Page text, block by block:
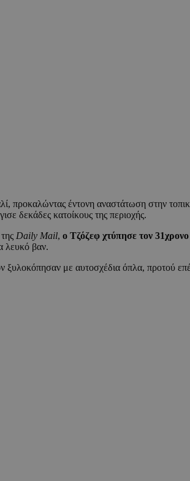
προκαλώντας έντονη αναστάτωση στην
δεκάδες κατοίκους της περιοχής.
Daily Mail, ο Τζόζεφ χτύπησε τον
λευκό βαν.
με αυτοσχέδια όπλα, προτού